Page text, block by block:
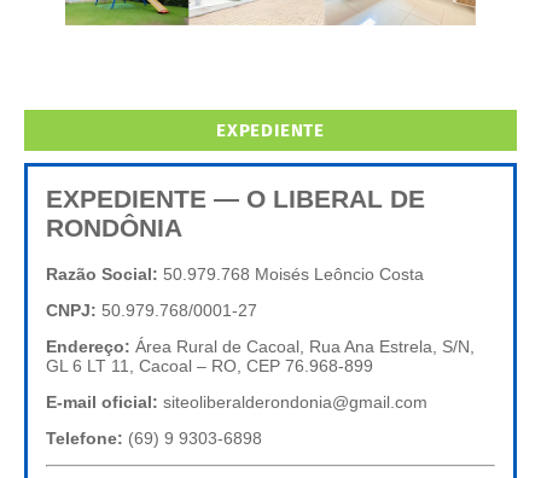
EXPEDIENTE
EXPEDIENTE — O LIBERAL DE
RONDÔNIA
Razão Social: 50.979.768 Moisés Leôncio Costa
CNPJ: 50.979.768/0001-27
Endereço: Área Rural de Cacoal, Rua Ana Estrela, S/N,
GL 6 LT 11, Cacoal – RO, CEP 76.968-899
E-mail oficial: siteoliberalderondonia@gmail.com
Telefone: (69) 9 9303-6898